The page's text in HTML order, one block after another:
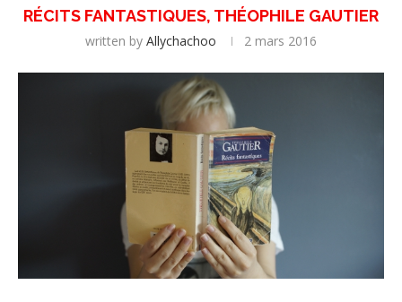
RÉCITS FANTASTIQUES, THÉOPHILE GAUTIER
written by Allychachoo 2 mars 2016